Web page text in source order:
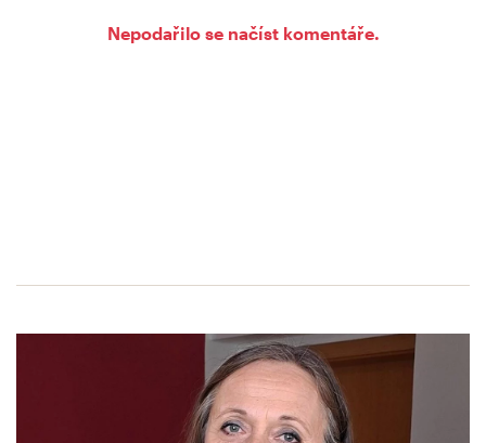
Nepodařilo se načíst komentáře.